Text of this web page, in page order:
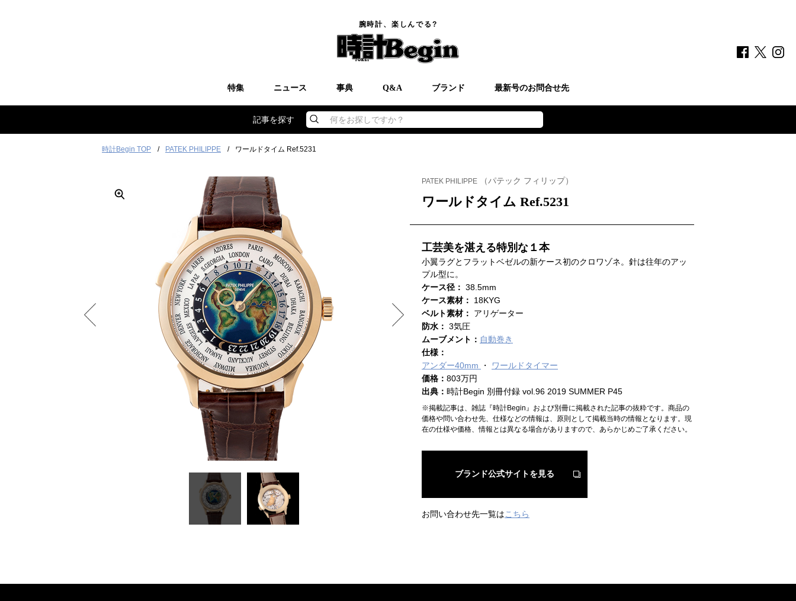
腕時計、楽しんでる?
特集 ニュース 事典 Q&A ブランド 最新号のお問合せ先
記事を探す 何をお探しですか？
時計Begin TOP PATEK PHILIPPE ワールドタイム Ref.5231
PATEK PHILIPPE （パテック フィリップ）
ワールドタイム Ref.5231
工芸美を湛える特別な１本
小翼ラグとフラットベゼルの新ケース初のクロワゾネ。針は往年のアッ
プル型に。
ケース径： 38.5mm
ケース素材： 18KYG
ベルト素材： アリゲーター
防水： 3気圧
ムーブメント： 自動巻き
仕様：
アンダー40mm
ワールドタイマー
価格： 803万円
出典： 時計Begin 別冊付録 vol.96 2019 SUMMER P45
※掲載記事は、雑誌『時計Begin』および別冊に掲載された記事の抜粋です。商品の
価格や問い合わせ先、仕様などの情報は、原則として掲載当時の情報となります。現
在の仕様や価格、情報とは異なる場合がありますので、あらかじめご了承ください。
ブランド公式サイトを見る
お問い合わせ先一覧はこちら